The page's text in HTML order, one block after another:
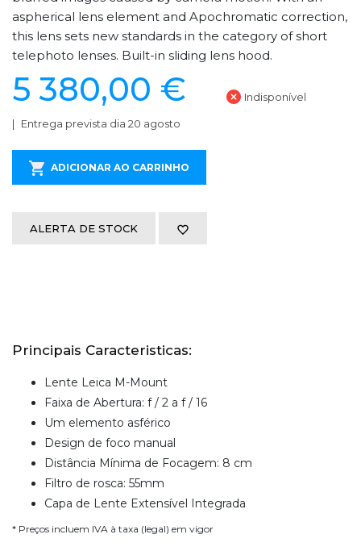
aspherical lens element and Apochromatic correction,
this lens sets new standards in the category of short
telephoto lenses. Built-in sliding lens hood.
5 380,00 € Indisponível
Entrega prevista dia 20 agosto
ADICIONAR AO CARRINHO
ALERTA DE STOCK
Principais Caracteristicas:
Lente Leica M-Mount
Faixa de Abertura: f / 2 a f / 16
Um elemento asférico
Design de foco manual
Distância Mínima de Focagem: 8 cm
Filtro de rosca: 55mm
Capa de Lente Extensível Integrada
* Preços incluem IVA à taxa (legal) em vigor